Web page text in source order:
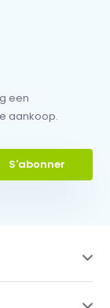
een
aankoop.
S'abonner